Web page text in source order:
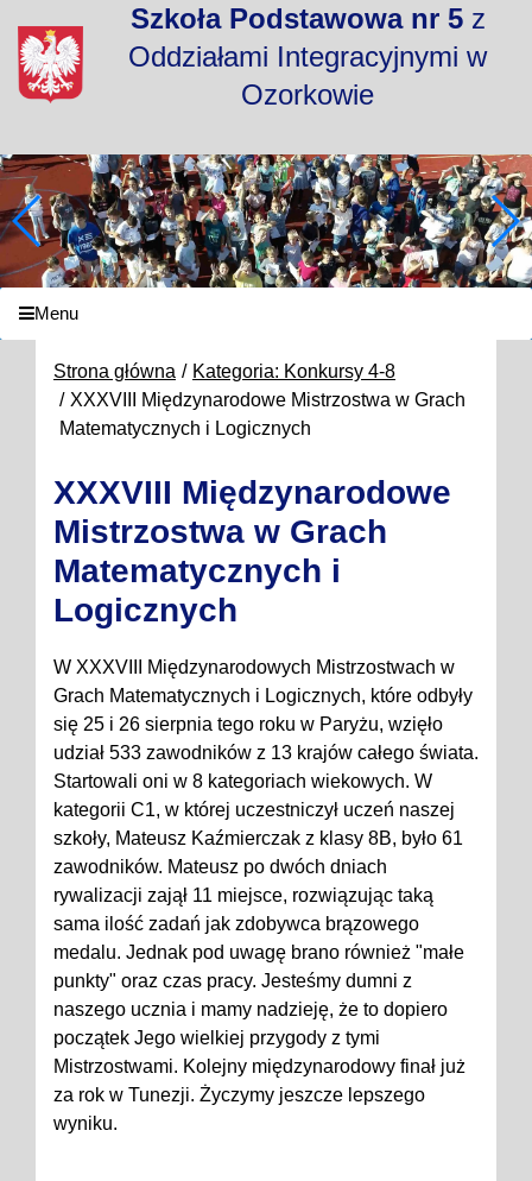
Szkoła Podstawowa nr 5z
Oddziałami Integracyjnymi w
Ozorkowie
Menu
Strona główna
Kategoria: Konkursy 4-8
XXXVIII Międzynarodowe Mistrzostwa w Grach
Matematycznych i Logicznych
XXXVIII Międzynarodowe
Mistrzostwa w Grach
Matematycznych i
Logicznych
W XXXVIII Międzynarodowych Mistrzostwach w
Grach Matematycznych i Logicznych, które odbyły
się 25 i 26 sierpnia tego roku w Paryżu, wzięło
udział 533 zawodników z 13 krajów całego świata.
Startowali oni w 8 kategoriach wiekowych. W
kategorii C1, w której uczestniczył uczeń naszej
szkoły, Mateusz Kaźmierczak z klasy 8B, było 61
zawodników. Mateusz po dwóch dniach
rywalizacji zajął 11 miejsce, rozwiązując taką
sama ilość zadań jak zdobywca brązowego
medalu. Jednak pod uwagę brano również "małe
punkty" oraz czas pracy. Jesteśmy dumni z
naszego ucznia i mamy nadzieję, że to dopiero
początek Jego wielkiej przygody z tymi
Mistrzostwami. Kolejny międzynarodowy finał już
za rok w Tunezji. Życzymy jeszcze lepszego
wyniku.